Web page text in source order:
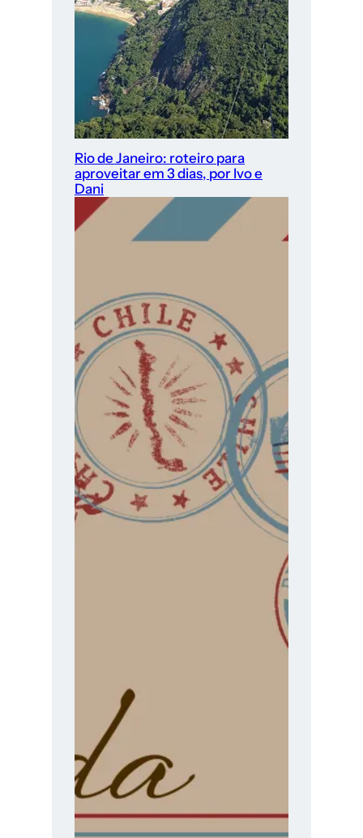
Rio de Janeiro: roteiro para
aproveitar em 3 dias, por Ivo e
Dani